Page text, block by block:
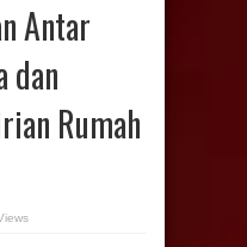
Antar
dan
Rumah